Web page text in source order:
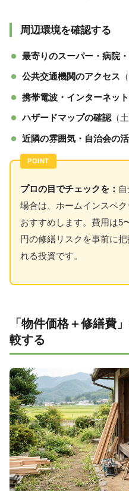
周辺環境を確認する
最寄りのスーパー・病院
公共交通機関のアクセス
携帯電波・インターネッ
ハザードマップの確認（
近隣の雰囲気・自治会の
プロの目でチェックを：
場合は、ホームインスペ
おすすめします。費用は5
円の修繕リスクを事前に
れる投資です。
「物件価格＋修繕費
較する